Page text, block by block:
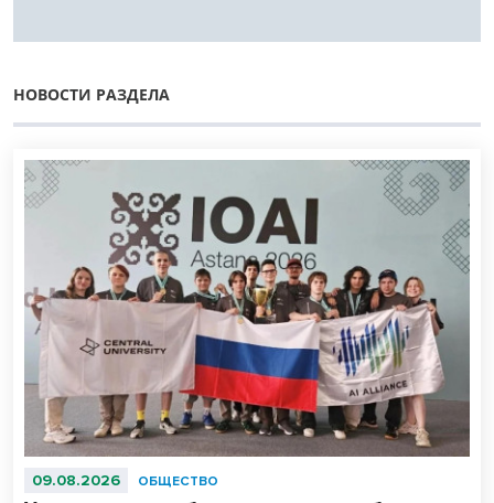
НОВОСТИ РАЗДЕЛА
09.08.2026 ОБЩЕСТВО